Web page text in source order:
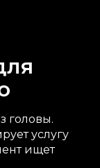
головы.
услугу
ищет